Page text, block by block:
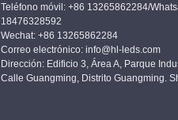
Teléfono móvil: +86 13265862284/
18476328592
Wechat: +86 13265862284
Correo electrónico: info@hl-leds.com
Dirección: Edificio 3, Área A, Parque
Calle Guangming, Distrito Guangming.